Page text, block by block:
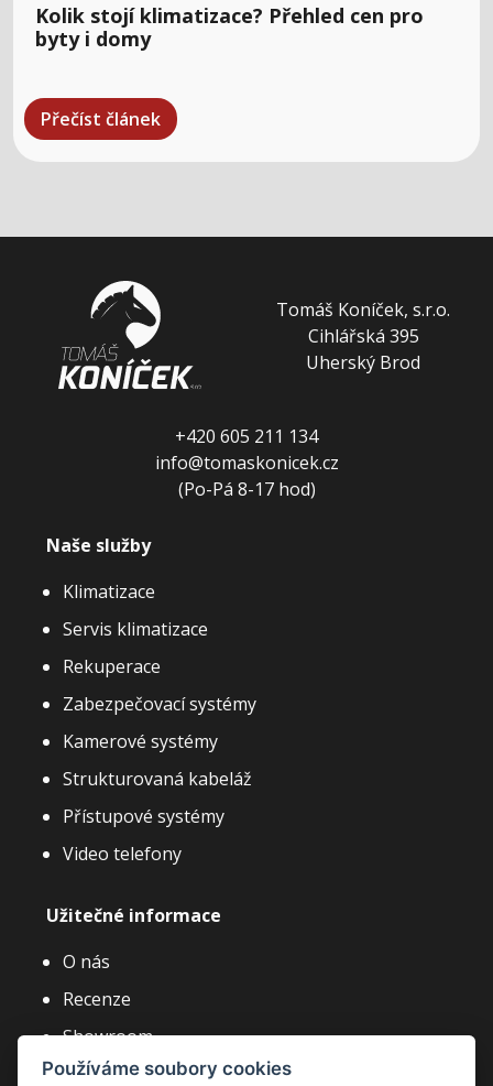
Kolik stojí klimatizace? Přehled cen pro
byty i domy
Přečíst článek
Naše služby
Klimatizace
Servis klimatizace
Rekuperace
Zabezpečovací systémy
Kamerové systémy
Strukturovaná kabeláž
Přístupové systémy
Video telefony
Užitečné informace
O nás
Recenze
Showroom
Články a novinky
Tomáš Koníček, s.r.o.
Cihlářská 395
Uherský Brod
+420 605 211 134
info@tomaskonicek.cz
(Po-Pá 8-17 hod)
Používáme soubory cookies